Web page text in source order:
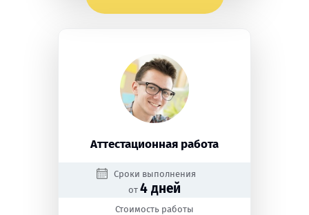
Аттестационная работа
Сроки выполнения
от 4 дней
Стоимость работы